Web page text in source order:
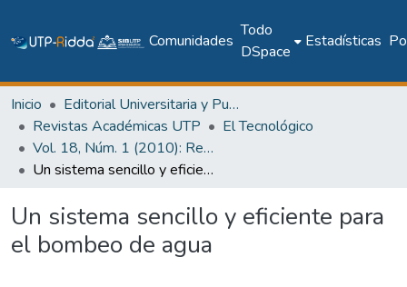
Comunidades
Todo
DSpace
Estadísticas
Inicio
Editorial Universitaria y Publicaciones Seriadas
Revistas Académicas UTP
El Tecnológico
Vol. 18, Núm. 1 (2010): Revista EL TECNOLÓGICO
Un sistema sencillo y eficiente para el bombeo de agua
Un sistema sencillo y eficiente para
el bombeo de agua